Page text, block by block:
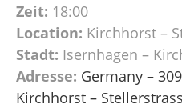
Zeit: 18:00
Location: Kirchhorst –
Stadt: Isernhagen –
Adresse: Germany –
Kirchhorst –